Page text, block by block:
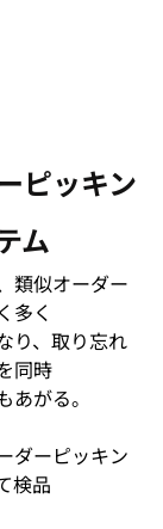
ピッキン
ム
類似オーダー
多く
り、取り忘れ
同時
がる。
ダーピッキン
検品